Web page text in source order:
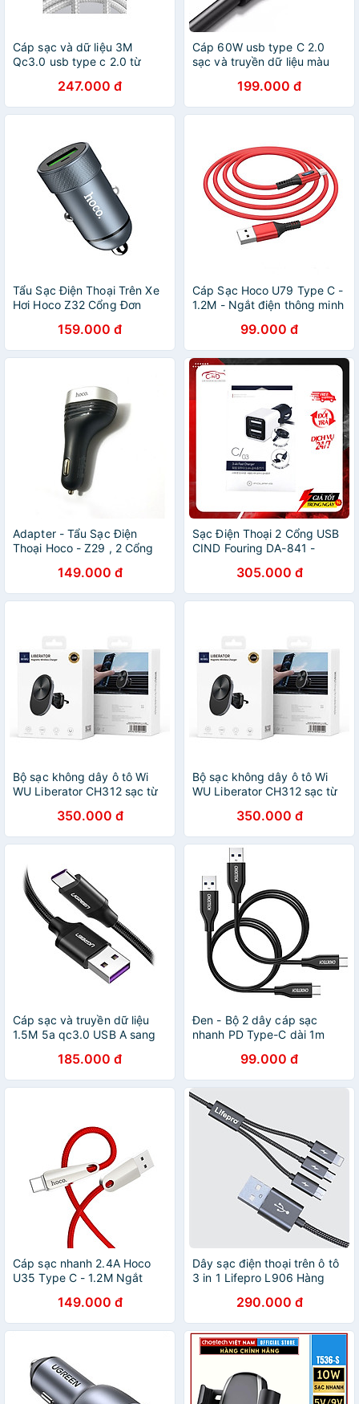
Cáp sạc và dữ liệu 3M
Qc3.0 usb type c 2.0 từ
nhôm xám Ugreen 60409
US288 Hàng Chính Hãng
247.000 đ
Cáp 60W usb type C 2.0
sạc và truyền dữ liệu màu
3M Ugreen 60788 US286
Hàng Chính Hãng
199.000 đ
Tẩu Sạc Điện Thoại Trên Xe
Hơi Hoco Z32 Cổng Đơn
ĐỠ Điện Thoại T2 - Hàng
Chính Hãng
159.000 đ
Cáp Sạc Hoco U79 Type C -
1.2M - Ngắt điện thông minh
99.000 đ
Adapter - Tẩu Sạc Điện
Thoại Hoco - Z29 , 2 Cổng
149.000 đ
Sạc Điện Thoại 2 Cổng USB
CIND Fouring DA-841 -
305.000 đ
Bộ sạc không dây ô tô Wi
WU Liberator CH312 sạc từ
Hàng chính hãng
350.000 đ
Bộ sạc không dây ô tô Wi
WU Liberator CH312 sạc từ
hàng chính hãng
350.000 đ
Cáp sạc và truyền dữ liệu
1.5M 5a qc3.0 USB A sang
tính ra điện thoại Ugreen
60729 US279 Hàng Chính
Hãng
185.000 đ
Đen - Bộ 2 dây cáp sạc
nhanh PD Type-C dài 1m
cho điện thoại / Macbook
(sạc nhanh 3A / QC 3.0 ,
truyền tải dữ liệu cao, vật
liệu cao cấp) - Háng chính
hãng
99.000 đ
Cáp sạc nhanh 2.4A Hoco
U35 Type C - 1.2M Ngắt
chính hãng149.000 đ
Dây sạc điện thoại trên ô tô
3 in 1 Lifepro L906 Hàng
290.000 đ